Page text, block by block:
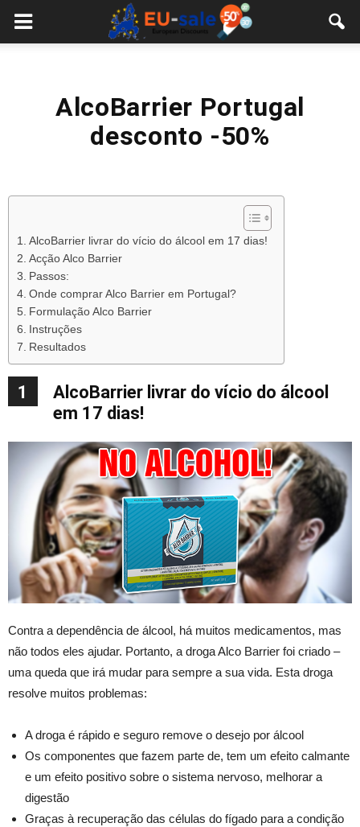
European
AlcoBarrier Portugal
desconto -50%
AlcoBarrier livrar do vício do álcool em 17 dias!
Acção Alco Barrier
Passos:
Onde comprar Alco Barrier em Portugal?
Formulação Alco Barrier
Instruções
Resultados
1
AlcoBarrier livrar do vício do álcool
em 17 dias!
Contra a dependência de álcool, há muitos medicamentos, mas
não todos eles ajudar. Portanto, a droga Alco Barrier foi criado –
uma queda que irá mudar para sempre a sua vida. Esta droga
resolve muitos problemas:
A droga é rápido e seguro remove o desejo por álcool
Os componentes que fazem parte de, tem um efeito calmante
e um efeito positivo sobre o sistema nervoso, melhorar a
digestão
Graças à recuperação das células do fígado para a condição